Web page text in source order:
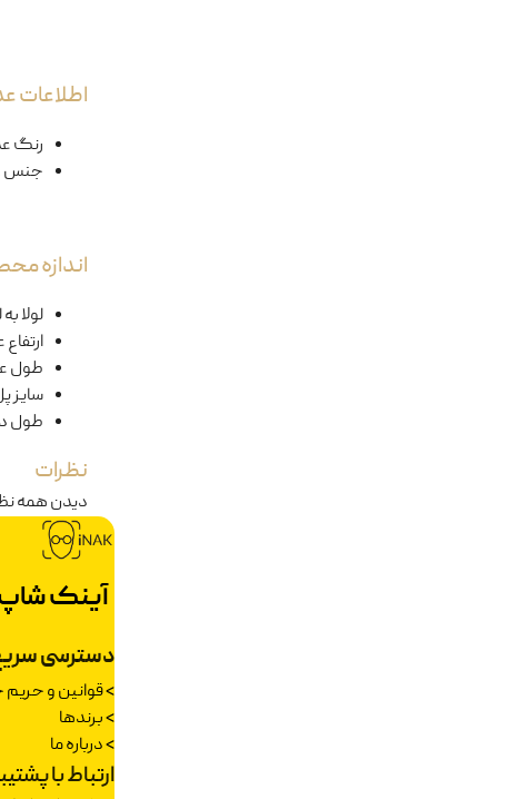
اطلاعات
رنگ
جنس
اندازه
لولا به
طول
سایز
طول
نظرات
دیدن همه
آینک
دسترسی
>قوانین و
>برندها
>درباره ما
ارتباط با